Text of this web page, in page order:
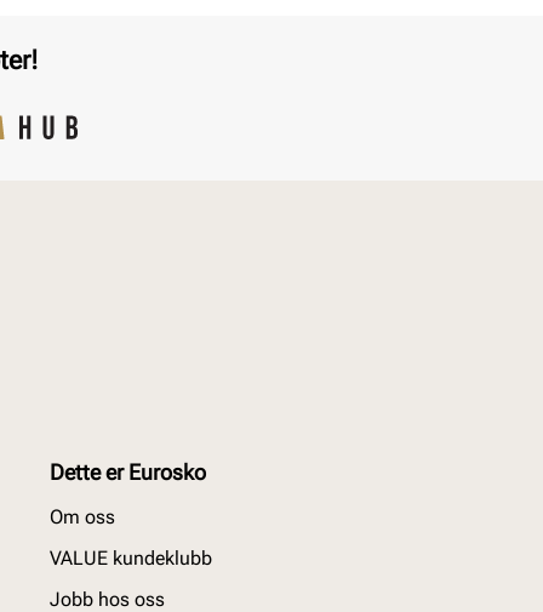
Dette er Eurosko
Om oss
VALUE kundeklubb
Jobb hos oss